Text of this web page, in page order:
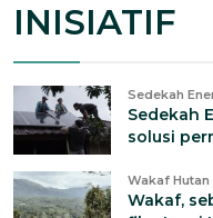
INISIATIF
Sedekah
Sedekah
solusi
Wakaf Hutan
Wakaf,